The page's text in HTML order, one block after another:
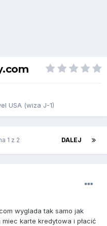
USA (wiza J-1)
DALEJ
1 z 2
wyglada tak samo jak
karte kredytowa i płacić